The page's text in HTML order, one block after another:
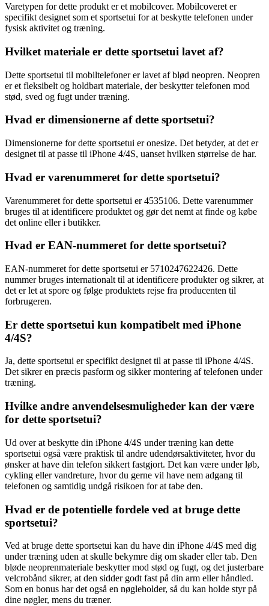
Varetypen for dette produkt er et mobilcover. Mobilcoveret er
specifikt designet som et sportsetui for at beskytte telefonen under
fysisk aktivitet og træning.
Hvilket materiale er dette sportsetui lavet af?
Dette sportsetui til mobiltelefoner er lavet af blød neopren. Neopren
er et fleksibelt og holdbart materiale, der beskytter telefonen mod
stød, sved og fugt under træning.
Hvad er dimensionerne af dette sportsetui?
Dimensionerne for dette sportsetui er onesize. Det betyder, at det er
designet til at passe til iPhone 4/4S, uanset hvilken størrelse de har.
Hvad er varenummeret for dette sportsetui?
Varenummeret for dette sportsetui er 4535106. Dette varenummer
bruges til at identificere produktet og gør det nemt at finde og købe
det online eller i butikker.
Hvad er EAN-nummeret for dette sportsetui?
EAN-nummeret for dette sportsetui er 5710247622426. Dette
nummer bruges internationalt til at identificere produkter og sikrer, at
det er let at spore og følge produktets rejse fra producenten til
forbrugeren.
Er dette sportsetui kun kompatibelt med iPhone
4/4S?
Ja, dette sportsetui er specifikt designet til at passe til iPhone 4/4S.
Det sikrer en præcis pasform og sikker montering af telefonen under
træning.
Hvilke andre anvendelsesmuligheder kan der være
for dette sportsetui?
Ud over at beskytte din iPhone 4/4S under træning kan dette
sportsetui også være praktisk til andre udendørsaktiviteter, hvor du
ønsker at have din telefon sikkert fastgjort. Det kan være under løb,
cykling eller vandreture, hvor du gerne vil have nem adgang til
telefonen og samtidig undgå risikoen for at tabe den.
Hvad er de potentielle fordele ved at bruge dette
sportsetui?
Ved at bruge dette sportsetui kan du have din iPhone 4/4S med dig
under træning uden at skulle bekymre dig om skader eller tab. Den
bløde neoprenmateriale beskytter mod stød og fugt, og det justerbare
velcrobånd sikrer, at den sidder godt fast på din arm eller håndled.
Som en bonus har det også en nøgleholder, så du kan holde styr på
dine nøgler, mens du træner.